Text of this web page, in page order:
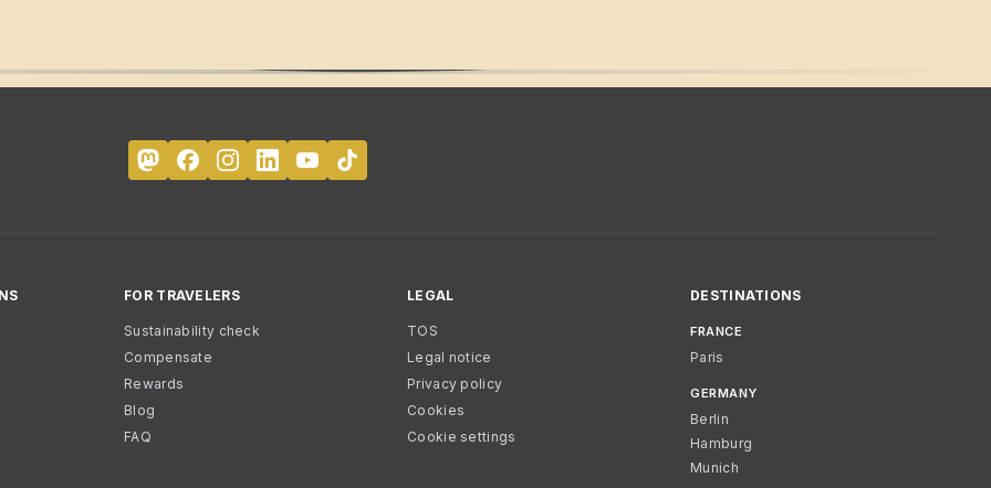
FOR TRAVELERS
Sustainability check
Compensate
Rewards
Blog
FAQ
LEGAL
TOS
Legal notice
Privacy policy
Cookies
Cookie settings
DESTINATIONS
FRANCE
Paris
GERMANY
Berlin
Hamburg
Munich